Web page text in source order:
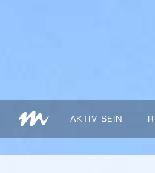
AKTIV SEIN